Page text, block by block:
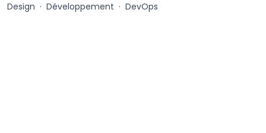
Design Développement DevOps